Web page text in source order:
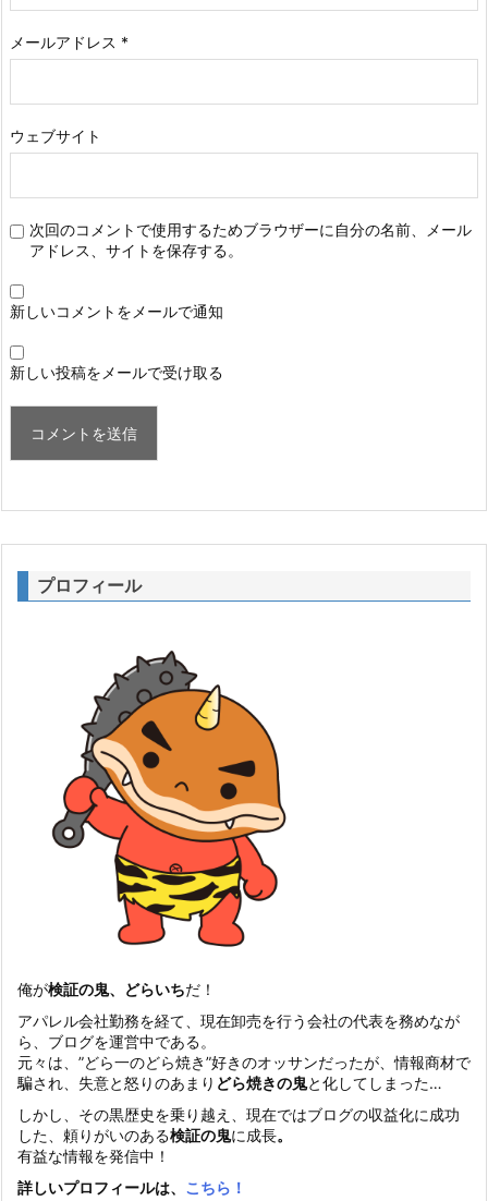
メールアドレス *
ウェブサイト
次回のコメントで使用するためブラウザーに自分の名前、メール
アドレス、サイトを保存する。
新しいコメントをメールで通知
新しい投稿をメールで受け取る
プロフィール
俺が検証の鬼、どらいちだ！
アパレル会社勤務を経て、現在卸売を行う会社の代表を務めなが
ら、ブログを運営中である。
元々は、”どら一のどら焼き”好きのオッサンだったが、情報商材で
騙され、失意と怒りのあまり どら焼きの鬼と化してしまった…
しかし、その黒歴史を乗り越え、現在ではブログの収益化に成功
した、頼りがいのある検証の鬼に成長。
有益な情報を発信中！
詳しいプロフィールは、 こちら！